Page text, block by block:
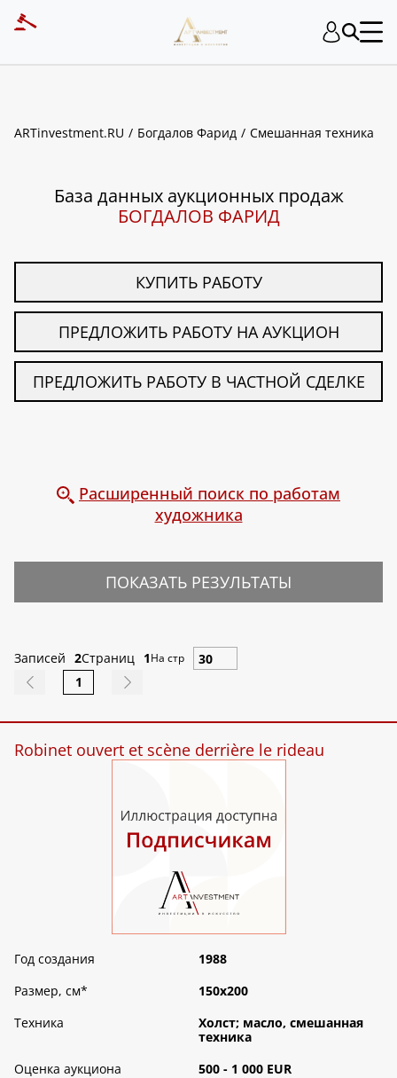
ARTinvestment.RU Богдалов Фарид Смешанная техника
База данных аукционных продаж
БОГДАЛОВ ФАРИД
КУПИТЬ РАБОТУ
ПРЕДЛОЖИТЬ РАБОТУ НА АУКЦИОН
ПРЕДЛОЖИТЬ РАБОТУ В ЧАСТНОЙ СДЕЛКЕ
Расширенный поиск по работам
художника
ПОКАЗАТЬ РЕЗУЛЬТАТЫ
Записей 2Страниц 1На стр
1
Robinet ouvert et scène derrière le rideau
Год создания
1988
Размер, см*
150х200
Техника
Холст; масло, смешанная
техника
Оценка аукциона
500 - 1 000 EUR